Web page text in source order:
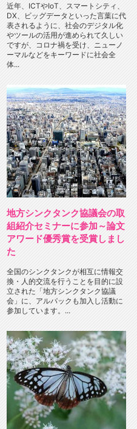
近年、ICTやIoT、スマートシティ、
DX、ビッグデータといった言葉に代
表されるように、社会のデジタル化
やツールの活用が進められて久しい
ですが、コロナ禍を受け、ニューノ
ーマルなどをキーワードに社会全
体...
地方シンクタンク協議会の取
組紹介セミナーに参加～論文
アワード優秀賞を受賞しまし
た
全国のシンクタンクが相互に情報交
換・人的交流を行うことを目的に設
立された「地方シンクタンク協議
会」に、アルパックも加入し活動に
参加しています。...